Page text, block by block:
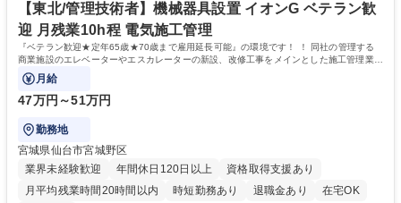
さらなるスキルアップをサポートします。現場でのOJTと定期的なフォロ
ーで、施設管理のプロフェッショナルとして長期的に活躍いただけます。
学歴・資格 学歴：大学院 大学 高専 短大 専修学校 高校 語学力： 資格：第
三種電気主任技術者 第二種電気工事士
【東北/管理技術者】機械器具設置 イオンG ベテラン歓
迎 月残業10h程 電気施工管理
『ベテラン歓迎★定年65歳★70歳まで雇用延長可能』の環境です！ ！ 同社の管理する
商業施設のエレベーターやエスカレーターの新設、改修工事をメインとした施工管理業務
を担当して頂きます。
月給
47万円～51万円
勤務地
宮城県仙台市宮城野区
業界未経験歓迎
年間休日120日以上
資格取得支援あり
月平均残業時間20時間以内
時短勤務あり 退職金あり 在宅OK